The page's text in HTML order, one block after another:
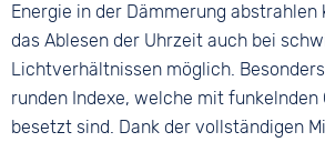
Energie in der Dämmerung abstrahlen
das Ablesen der Uhrzeit auch bei
Lichtverhältnissen möglich.
runden Indexe, welche mit
besetzt sind. Dank der vollständigen